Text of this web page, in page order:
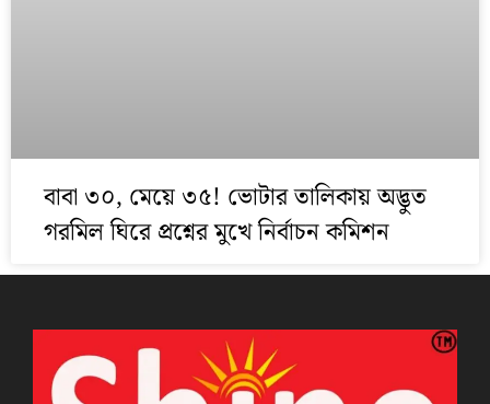
বাবা ৩০, মেয়ে ৩৫! ভোটার তালিকায় অদ্ভুত
গরমিল ঘিরে প্রশ্নের মুখে নির্বাচন কমিশন